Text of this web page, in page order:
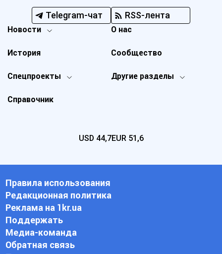
Telegram-чат RSS-лента
Новости
Спецпроекты Другие разделы
История
О нас
Справочник
Сообщество
USD 44,7EUR 51,6
Правила использования
Редакционная политика
Реклама на 1kr.ua
Поддержать
Медиа-команда
Обратная связь